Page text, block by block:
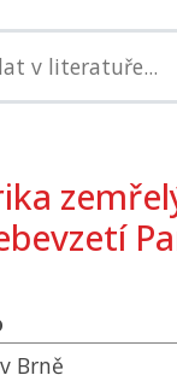
v Brně